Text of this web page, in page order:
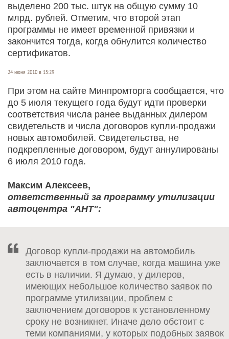
выделено 200 тыс. штук на общую сумму 10
млрд. рублей. Отметим, что второй этап
программы не имеет временной привязки и
закончится тогда, когда обнулится количество
сертификатов.
24 июня 2010 в 15:29
При этом на сайте Минпромторга сообщается, что
до 5 июля текущего года будут идти проверки
соответствия числа ранее выданных дилером
свидетельств и числа договоров купли-продажи
новых автомобилей. Свидетельства, не
подкрепленные договором, будут аннулированы
6 июля 2010 года.
Максим Алексеев,
ответственный за программу утилизации
автоцентра "АНТ":
Договор купли-продажи на автомобиль
заключается в том случае, когда машина уже
есть в наличии. Я думаю, у дилеров,
имеющих небольшое количество заявок по
программе утилизации, проблем с
заключением договоров к установленному
сроку не возникнет. Иначе дело обстоит с
теми компаниями, у которых подобных заявок